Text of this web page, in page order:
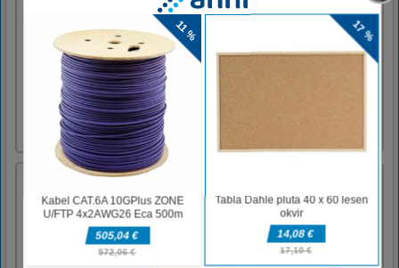
Pralnica avtomobila sestavljanka
Car Wash Jigsaw je sestavljanka z ljubkimi
pralnimi avtomobili. Igrate se lahko z
dvanajstimi slikami. Začnite s prvim, izberite
način igre in osvojite raven, da nadaljujete na
naslednji sliki. Poskusite prenesti vse slike in
zmagati v tej igri sestavljanke.Za igranje te
igre upo [...]
Ograja v zahtevanih barvnih blokih. Narišite
črto okoli zahtevanih barv. Zahtevane barve